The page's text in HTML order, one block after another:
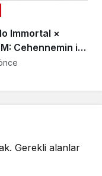
Immortal ×
Cehennemin iki
vizyonu
Gerekli alanlar